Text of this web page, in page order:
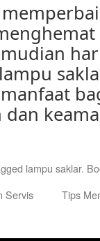
dan
lampu saklar.
Servis
Tips